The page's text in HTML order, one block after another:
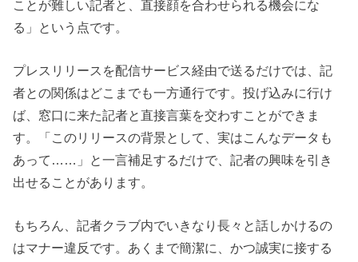
ことが難しい記者と、直接顔を合わせられる機会にな
る」という点です。
プレスリリースを配信サービス経由で送るだけでは、記
者との関係はどこまでも一方通行です。投げ込みに行け
ば、窓口に来た記者と直接言葉を交わすことができま
す。「このリリースの背景として、実はこんなデータも
あって……」と一言補足するだけで、記者の興味を引き
出せることがあります。
もちろん、記者クラブ内でいきなり長々と話しかけるの
はマナー違反です。あくまで簡潔に、かつ誠実に接する